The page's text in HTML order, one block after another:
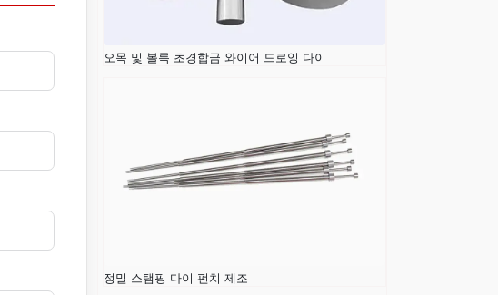
오목 및 볼록 초경합금 와이어 드로잉 다이
정밀 스탬핑 다이 펀치 제조